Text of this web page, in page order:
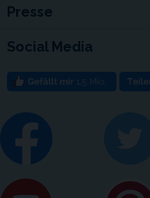
Presse
Social Media